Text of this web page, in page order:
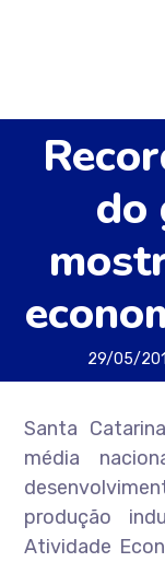
do
29/05/
Santa
média
produção
Atividade